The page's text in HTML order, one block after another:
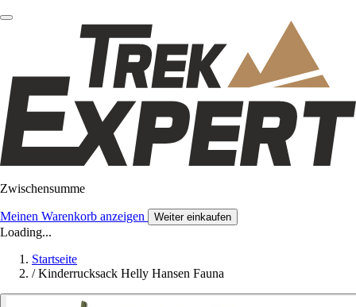
Zwischensumme
Meinen Warenkorb anzeigen Weiter einkaufen
Loading...
Startseite
/ Kinderrucksack Helly Hansen Fauna